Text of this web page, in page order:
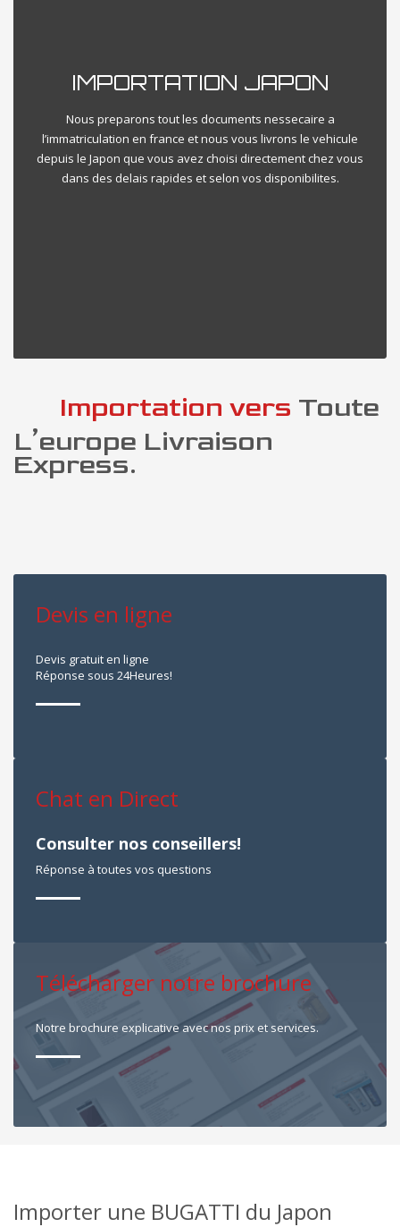
IMPORTATION JAPON
Nous preparons tout les documents nessecaire a
l’immatriculation en france et nous vous livrons le vehicule
depuis le Japon que vous avez choisi directement chez vous
dans des delais rapides et selon vos disponibilites.
Importation vers Toute
L’europe Livraison
Express.
Devis en ligne
Devis gratuit en ligne
Réponse sous 24Heures!
Chat en Direct
Consulter nos conseillers!
Réponse à toutes vos questions
Télécharger notre brochure
Notre brochure explicative avec nos prix et services.
Importer une BUGATTI du Japon